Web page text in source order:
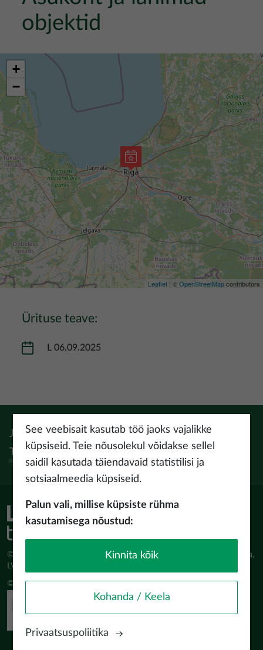
objektid
+
−
Leaflet | ©OpenStreetMapcontributors
Ürituse teave:
L 06.09.2025
Jälgi:InstagramFacebookPinterestYoutubeThreads
Tiktok
© Latvijas Investīciju un attīstības aģentūra (LIAA) Pērses iela 2, Rīga,
LV-1442 www.liaa.gov.lv
© 2026 latvia.travel. All rights reserved
See veebisait kasutab töö jaoks vajalikke
küpsiseid. Teie nõusolekul võidakse sellel
saidil kasutada täiendavaid statistilisi ja
sotsiaalmeedia küpsiseid.
Palun vali, millise küpsiste rühma
kasutamisega nõustud:
Kinnita kõik
Kohanda / Keela
Privaatsuspoliitika